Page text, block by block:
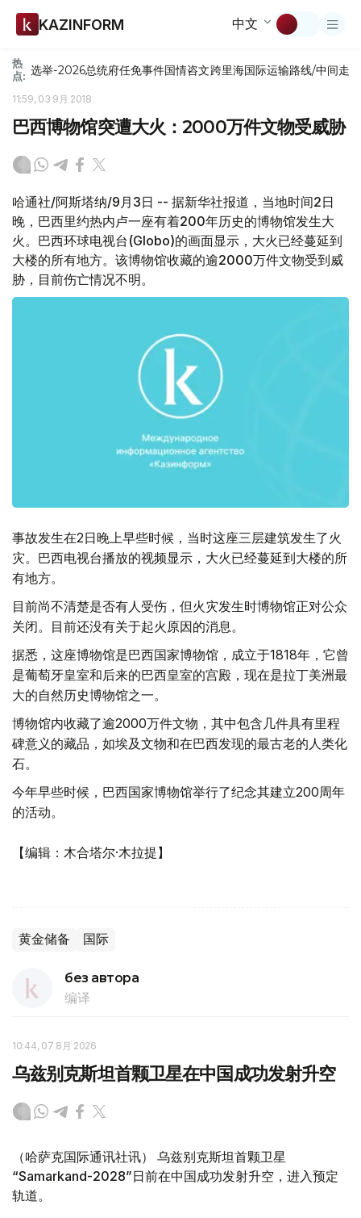
KAZINFORM 中文
热
点: 选举-2026总统府任免事件国情咨文跨里海国际运输路线/中间走廊
11:59, 03 9月 2018
巴西博物馆突遭大火：2000万件文物受威胁
哈通社/阿斯塔纳/9月3日 -- 据新华社报道，当地时间2日
晚，巴西里约热内卢一座有着200年历史的博物馆发生大
火。巴西环球电视台(Globo)的画面显示，大火已经蔓延到
大楼的所有地方。该博物馆收藏的逾2000万件文物受到威
胁，目前伤亡情况不明。
事故发生在2日晚上早些时候，当时这座三层建筑发生了火
灾。巴西电视台播放的视频显示，大火已经蔓延到大楼的所
有地方。
目前尚不清楚是否有人受伤，但火灾发生时博物馆正对公众
关闭。目前还没有关于起火原因的消息。
据悉，这座博物馆是巴西国家博物馆，成立于1818年，它曾
是葡萄牙皇室和后来的巴西皇室的宫殿，现在是拉丁美洲最
大的自然历史博物馆之一。
博物馆内收藏了逾2000万件文物，其中包含几件具有里程
碑意义的藏品，如埃及文物和在巴西发现的最古老的人类化
石。
今年早些时候，巴西国家博物馆举行了纪念其建立200周年
的活动。
【编辑：木合塔尔·木拉提】
黄金储备 国际
без автора
编译
10:44, 07 8月 2026
乌兹别克斯坦首颗卫星在中国成功发射升空
（哈萨克国际通讯社讯） 乌兹别克斯坦首颗卫星
“Samarkand-2028”日前在中国成功发射升空，进入预定
轨道。